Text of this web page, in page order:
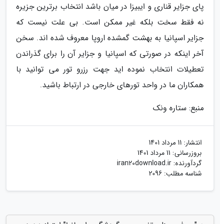
پای جزایر قناری و ایبیزا در میان باشد انتخاب برترین جزیره
نه فقط سخت بلکه غیر ممکن است. بی علت نیست که
جزایر اسپانیا به بهشت گمشده اروپا معروف شده اند. سخن
آخر اینکه در صورتی که اسپانیا و جزایر آن را برای گذراندن
تعطیلات انتخاب نموده اید جهت رزرو تور می توانید با
همکاران ما در واحد تورهای خارجی در ارتباط باشید.
منبع: ستاره ونک
انتشار: 11 مرداد 1401
بروزرسانی: 11 مرداد 1401
گردآورنده: iran20download.ir
شناسه مطلب: 2096